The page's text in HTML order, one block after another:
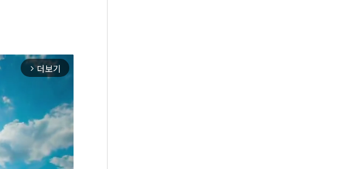
arrow_forward_ios 더보기